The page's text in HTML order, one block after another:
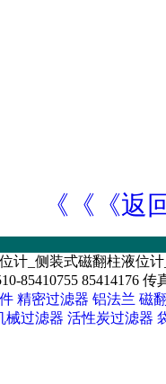
《《《返
计_侧装式磁翻柱液位
85410755 85414176 传
精密过滤器 铝法兰 磁
械过滤器 活性炭过滤器